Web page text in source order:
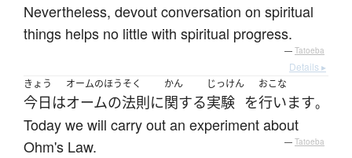
Nevertheless, devout conversation on spiritual
things helps no little with spiritual progress.
— Tatoeba
Details ▸
きょう
今日 は
オームのほうそく
オームの法則に
かん
関する
じっけん
実験 を
おこな
行います。
Today we will carry out an experiment about
Ohm's Law.
— Tatoeba